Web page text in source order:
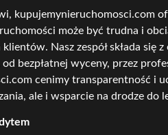
kupujemynieruchomosci.com
może być trudna i
Nasz zespół składa
bezpłatnej wyceny, przez
cenimy transparentność i
ale i wsparcie na drodze do